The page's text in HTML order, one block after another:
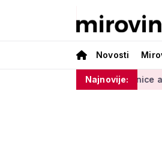
Novosti
Najnovije:
Radionice aktivnog